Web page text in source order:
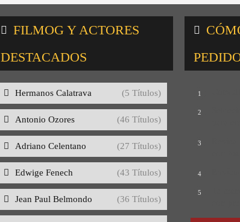
FILMOG Y ACTORES
DESTACADOS
Hermanos Calatrava (5 Títulos)
Antonio Ozores (46 Títulos)
Adriano Celentano (27 Títulos)
Edwige Fenech (43 Títulos)
Jean Paul Belmondo (36 Títulos)
1
2
3
4
5